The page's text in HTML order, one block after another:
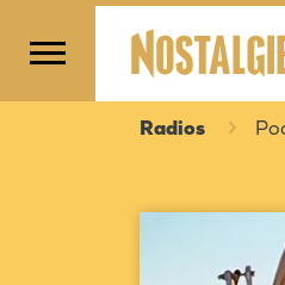
Radios